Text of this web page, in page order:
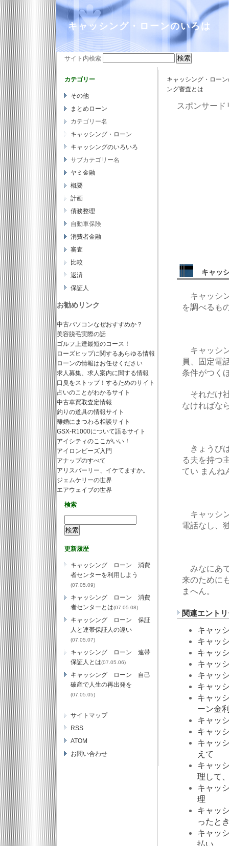
キャッシング・ローンのいろは
サイト内検索
キャッシング・ロー
ング審査とは
スポンサード
キャッ
キャッシ
を調べるも
キャッシ
員、固定電
条件がつく
それだけ
なければな
きょうび
る夫を持つ
てい まんね
キャッシ
電話なし、
みなにあ
来のために
まへん。
関連エント
キャッ
キャッ
キャッ
キャッ
キャッ
キャッ
キャッ
ーン金
キャッ
キャッ
キャッ
えて
キャッ
理して
キャッ
理
キャッ
ったと
キャッ
払い
カテゴリー
その他
まとめローン
カテゴリー名
キャッシング・ローン
キャッシングのいろいろ
サブカテゴリー名
ヤミ金融
概要
計画
債務整理
自動車保険
消費者金融
審査
比較
返済
保証人
お勧めリンク
中古パソコンなぜおすすめか？
美容脱毛実際の話
ゴルフ上達最短のコース！
ローズヒップに関するあらゆる情報
ローンの情報はお任せください
求人募集、求人案内に関する情報
口臭をストップ！するためのサイト
占いのことがわかるサイト
中古車買取査定情報
釣りの道具の情報サイト
離婚にまつわる相談サイト
GSX-R1000について語るサイト
アイシティのここがいい！
アイロンビーズ入門
アナップのすべて
アリスバーリー、イケてますか。
ジェムケリーの世界
エアウェイブの世界
検索
更新履歴
キャッシング ローン 消費
者センターを利用しよう
(07.05.09)
キャッシング ローン 消費
者センターとは(07.05.08)
キャッシング ローン 保証
人と連帯保証人の違い
(07.05.07)
キャッシング ローン 連帯
保証人とは(07.05.06)
キャッシング ローン 自己
破産で人生の再出発を
(07.05.05)
サイトマップ
RSS
ATOM
お問い合わせ